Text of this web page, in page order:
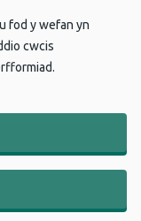
fod y wefan yn
cwcis